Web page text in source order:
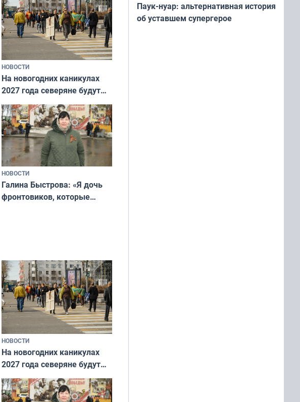
НОВОСТИ
На новогодних каникулах
2027 года северяне будут
отдыхать 11 дней
НОВОСТИ
Галина Быстрова: «Я дочь
фронтовиков, которые
НОВОСТИ
На новогодних каникулах
2027 года северяне будут
отдыхать 11 дней
Паук-нуар: альтернативная история
об уставшем супергерое